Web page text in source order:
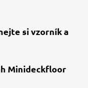
si vzorník a
Minideckfloor